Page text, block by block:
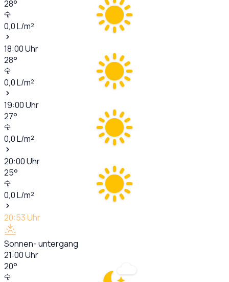
28°
0,0L/m²
18:00Uhr
28°
0,0L/m²
19:00Uhr
27°
0,0L/m²
20:00Uhr
25°
0,0L/m²
20:53Uhr
Sonnen- untergang
21:00Uhr
20°